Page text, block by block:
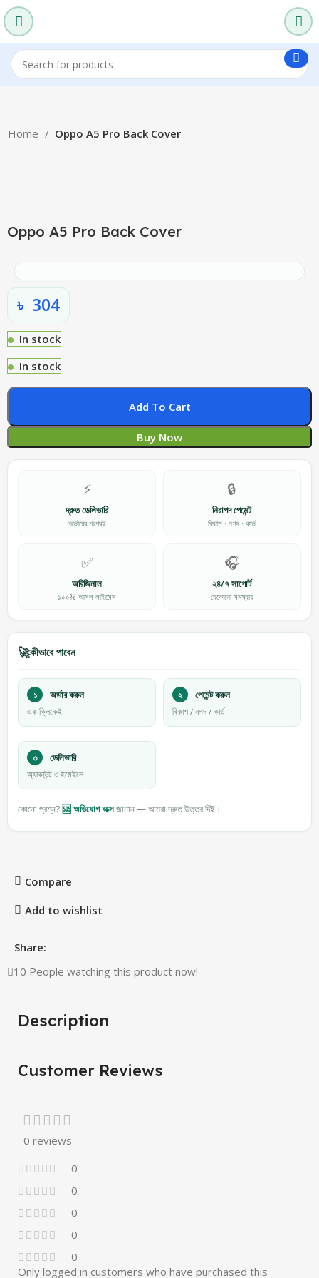
Home Oppo A5 Pro Back Cover
Oppo A5 Pro Back Cover
৳ 304
In stock
In stock
Add To Cart
Buy Now
⚡
দ্রুত ডেলিভারি
অর্ডারের পরপরই
🔒
নিরাপদ পেমেন্ট
বিকাশ · নগদ · কার্ড
✅
অরিজিনাল
১০০% আসল লাইসেন্স
🎧
২৪/৭ সাপোর্ট
যেকোনো সমস্যায়
🚀কীভাবে পাবেন
১ অর্ডার করুন
এক ক্লিকেই
২ পেমেন্ট করুন
বিকাশ / নগদ / কার্ড
৩ ডেলিভারি
অ্যাকাউন্ট ও ইমেইলে
কোনো প্রশ্ন?🆘 অভিযোগ বক্সেজানান — আমরা দ্রুত উত্তর দিই।
Compare
Add to wishlist
Share:
10 People watching this product now!
Description
Customer Reviews
0 reviews
0
0
0
0
0
Only logged in customers who have purchased this